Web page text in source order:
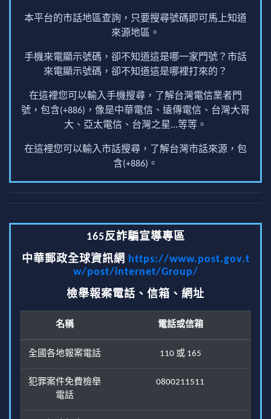
本平台的市話地區查詢，只要搜尋號碼即可馬上知道
來源地區。
手機來電顯示號碼，卻不知道這是哪一家門號？市話
來電顯示號碼，卻不知道這是哪裡打來的？
在這裡您可以輸入手機搜尋，了解台灣電信業者門
號，包含(+886)，像是中華電信、遠傳電信、台灣大哥
大、亞太電信、台灣之星...等等。
在這裡您可以輸入市話搜尋，了解台灣市話來源，包
含(+886)。
165反詐騙宣導專區
中華郵政全球資訊網 https://www.post.gov.t
w/post/internet/Group/
檢舉報案電話、信箱、網址
名稱 電話或信箱
全國各地報案電話 110 或 165
犯罪案件免費檢舉
電話
0800211511